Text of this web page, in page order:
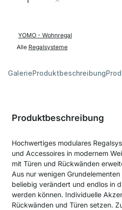
YOMO - Wohnregal
Alle Regalsysteme
GalerieProduktbeschreibung
Produktbeschreibung
Hochwertiges modulares
und Accessoires in modernem
mit Türen und Rückwänden
Aus nur wenigen
beliebig verändert und endlos in
werden können. Individuelle
Rückwänden und Türen setzen.